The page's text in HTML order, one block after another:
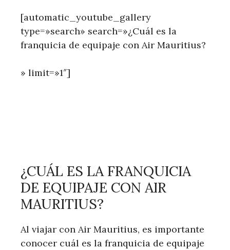
[automatic_youtube_gallery
type=»search» search=»¿Cuál es la
franquicia de equipaje con Air Mauritius?
» limit=»1″]
¿CUÁL ES LA FRANQUICIA
DE EQUIPAJE CON AIR
MAURITIUS?
Al viajar con Air Mauritius, es importante
conocer cuál es la franquicia de equipaje